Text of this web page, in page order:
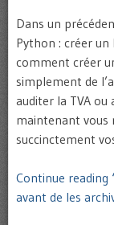
Dans un
Python : créer un
comment créer
simplement de
auditer la TVA ou
maintenant
succinctement
Continue reading
avant de les